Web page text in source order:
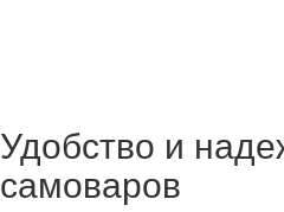
Удобство и
самоваров